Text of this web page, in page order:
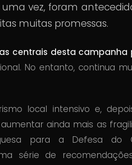
uma vez, foram
muitas promessas.
centrais desta campanha
No entanto, continua
local intensivo e,
ainda mais as
para a Defesa do
série de